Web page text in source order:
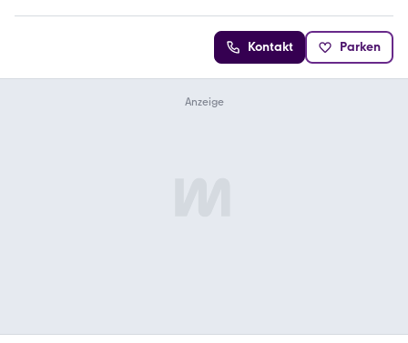
Kontakt Parken